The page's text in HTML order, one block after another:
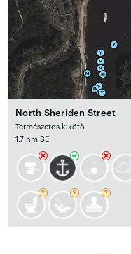
North Sheriden Street
Természetes kikötő
1.7 nm SE